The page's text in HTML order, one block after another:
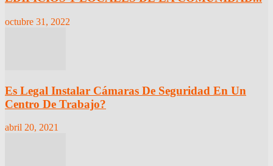
octubre 31, 2022
Es Legal Instalar Cámaras De Seguridad En Un
Centro De Trabajo?
abril 20, 2021